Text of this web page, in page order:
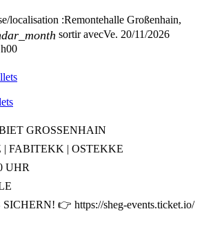
localisation :Remontehalle Großenhain,
sortir avecVe. 20/11/2026
GROSSENHAIN
FABITEKK | OSTEKKE
UHR
👉 https://sheg-events.ticket.io/